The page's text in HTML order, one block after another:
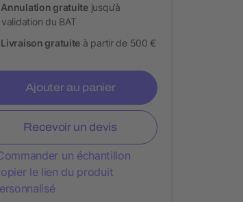
Annulation gratuitejusqu’à
validation du BAT
Livraison gratuite à partir de 500 €
Ajouter au panier
Recevoir un devis
un échantillon
le lien du produit